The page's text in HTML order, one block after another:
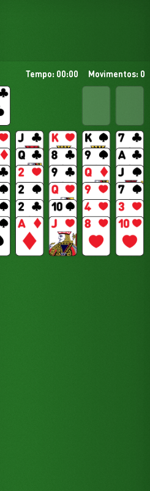
Tempo: 00:00 Movimentos: 0